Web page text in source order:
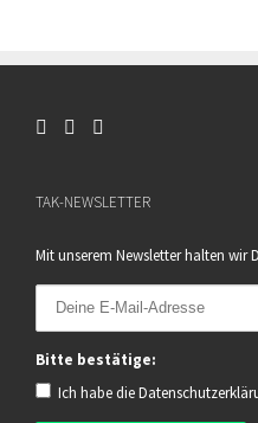
TAK-NEWSLETTER
Mit unserem Newsletter halten wir
Bitte bestätige:
Ich habe die